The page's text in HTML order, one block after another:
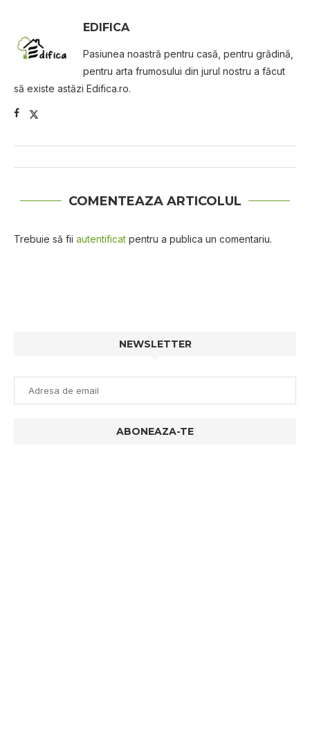
EDIFICA
Pasiunea noastră pentru casă, pentru grădină,
pentru arta frumosului din jurul nostru a făcut
să existe astăzi Edifica.ro.
COMENTEAZA ARTICOLUL
Trebuie să fii autentificat pentru a publica un comentariu.
NEWSLETTER